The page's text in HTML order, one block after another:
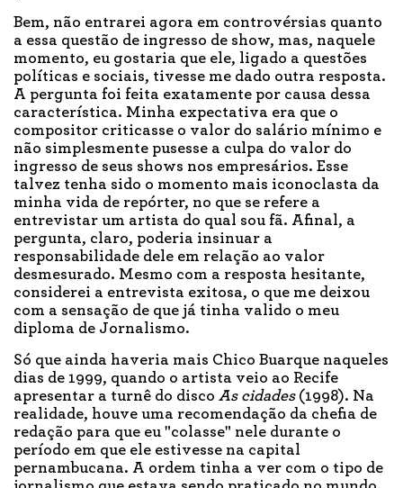
Bem, não entrarei agora em controvérsias quanto
a essa questão de ingresso de show, mas, naquele
momento, eu gostaria que ele, ligado a questões
políticas e sociais, tivesse me dado outra resposta.
A pergunta foi feita exatamente por causa dessa
característica. Minha expectativa era que o
compositor criticasse o valor do salário mínimo e
não simplesmente pusesse a culpa do valor do
ingresso de seus shows nos empresários. Esse
talvez tenha sido o momento mais iconoclasta da
minha vida de repórter, no que se refere a
entrevistar um artista do qual sou fã. Afinal, a
pergunta, claro, poderia insinuar a
responsabilidade dele em relação ao valor
desmesurado. Mesmo com a resposta hesitante,
considerei a entrevista exitosa, o que me deixou
com a sensação de que já tinha valido o meu
diploma de Jornalismo.
Só que ainda haveria mais Chico Buarque naqueles
dias de 1999, quando o artista veio ao Recife
apresentar a turnê do disco As cidades (1998). Na
realidade, houve uma recomendação da chefia de
redação para que eu "colasse" nele durante o
período em que ele estivesse na capital
pernambucana. A ordem tinha a ver com o tipo de